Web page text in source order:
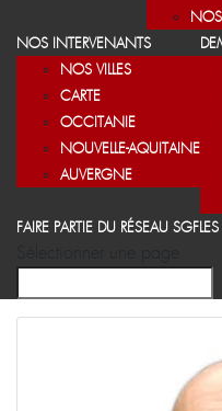
NOS
NOS INTERVENANTS
NOS VILLES
CARTE
OCCITANIE
NOUVELLE-AQUITAINE
AUVERGNE
FAIRE PARTIE DU RÉSEAU SGF